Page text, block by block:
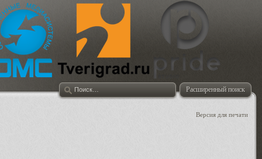
Расширенный поиск
Версия для печати